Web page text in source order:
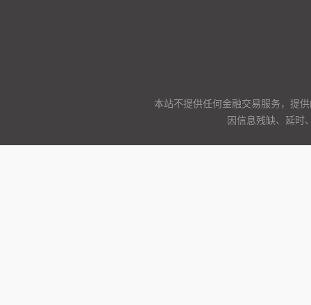
本站不提供任何金融交易服务，提
因信息残缺、延时